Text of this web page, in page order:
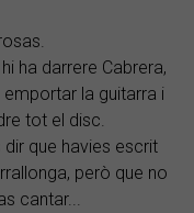
ha darrere Cabrera,
emportar la guitarra i
tot el disc.
que havies escrit
però que no
cantar...